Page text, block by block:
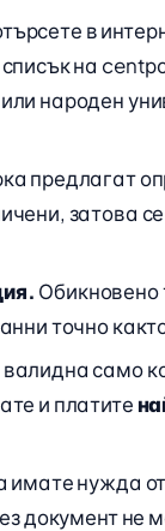
в
на
народен
предлагат
затова
Обикновено
точно
само
и платите
имате нужда
документ не